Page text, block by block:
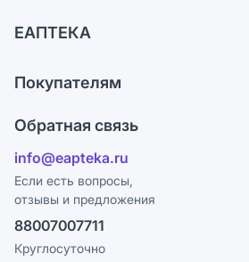
Самовывоз из аптек
Ответы на вопросы
Блог
ЕАПТЕКА
Карьера
Поставщики
Лицензия
Реклама на сайте
Ваши товары на ЕАПТЕКЕ
Покупателям
Программа СберСпасибо
Политика конфиденциальности
Пользовательское соглашение
Политика рекомендаций
Обратная связь
info@eapteka.ru
Если есть вопросы,
отзывы и предложения
88007007711
Круглосуточно